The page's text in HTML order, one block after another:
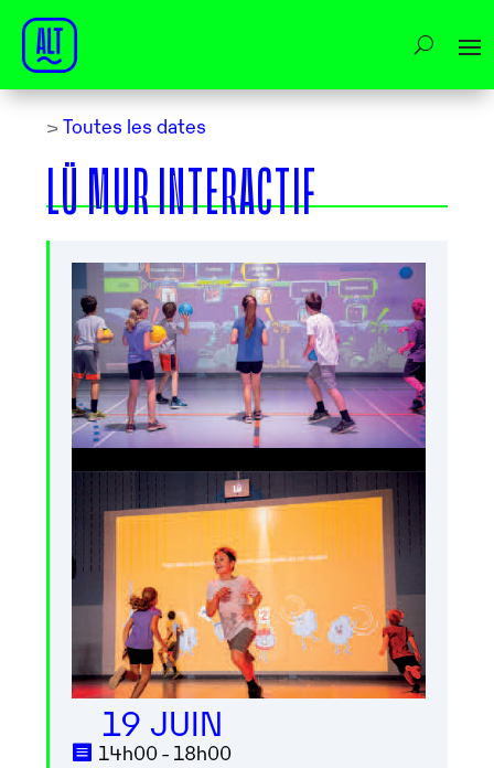
> Toutes les dates
LÜ MUR INTERACTIF
19 JUIN
14h00 - 18h00